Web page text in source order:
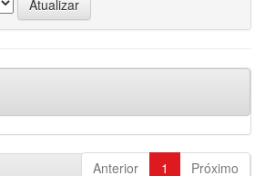
Anterior 1 Próximo